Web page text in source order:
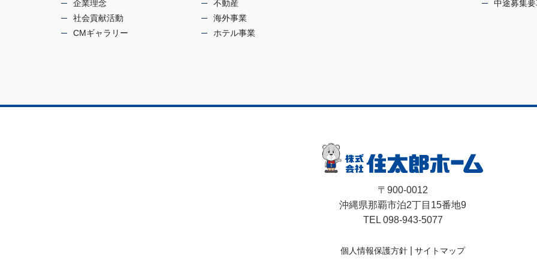
企業理念
社会貢献活動
CMギャラリー
不動産
海外事業
ホテル事業
中途募集
〒900-0012
沖縄県那覇市泊2丁目15番地9
TEL 098-943-5077
個人情報保護方針 サイトマップ